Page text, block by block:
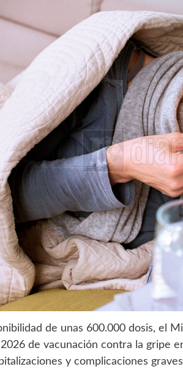
de unas 600.000 dosis, el
2026 de vacunación contra la gripe
y complicaciones